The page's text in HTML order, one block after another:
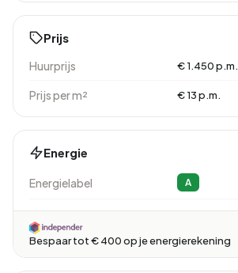
Prijs
Huurprijs € 1.450 p.m.
Prijs per m² € 13 p.m.
Energie
Energielabel A
Bespaar tot € 400 op je energierekening